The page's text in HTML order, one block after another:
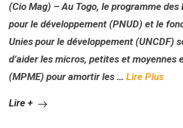
(Cio Mag) – Au Togo, le programme des
pour le développement (PNUD) et le
Unies pour le développement (UNCDF)
d’aider les micros, petites et moyennes
(MPME) pour amortir les … Lire Plus
Lire +